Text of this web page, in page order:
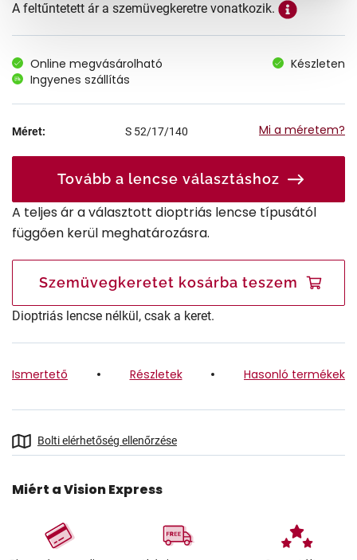
A feltűntetett ár a szemüvegkeretre vonatkozik.
Online megvásárolható
Készleten
Ingyenes szállítás
Méret: S 52/17/140 Mi a méretem?
Tovább a lencse választáshoz
A teljes ár a választott dioptriás lencse típusától
függően kerül meghatározásra.
Szemüvegkeretet kosárba teszem
Dioptriás lencse nélkül, csak a keret.
Ismertető Részletek Hasonló termékek
Bolti elérhetőség ellenőrzése
Miért a Vision Express